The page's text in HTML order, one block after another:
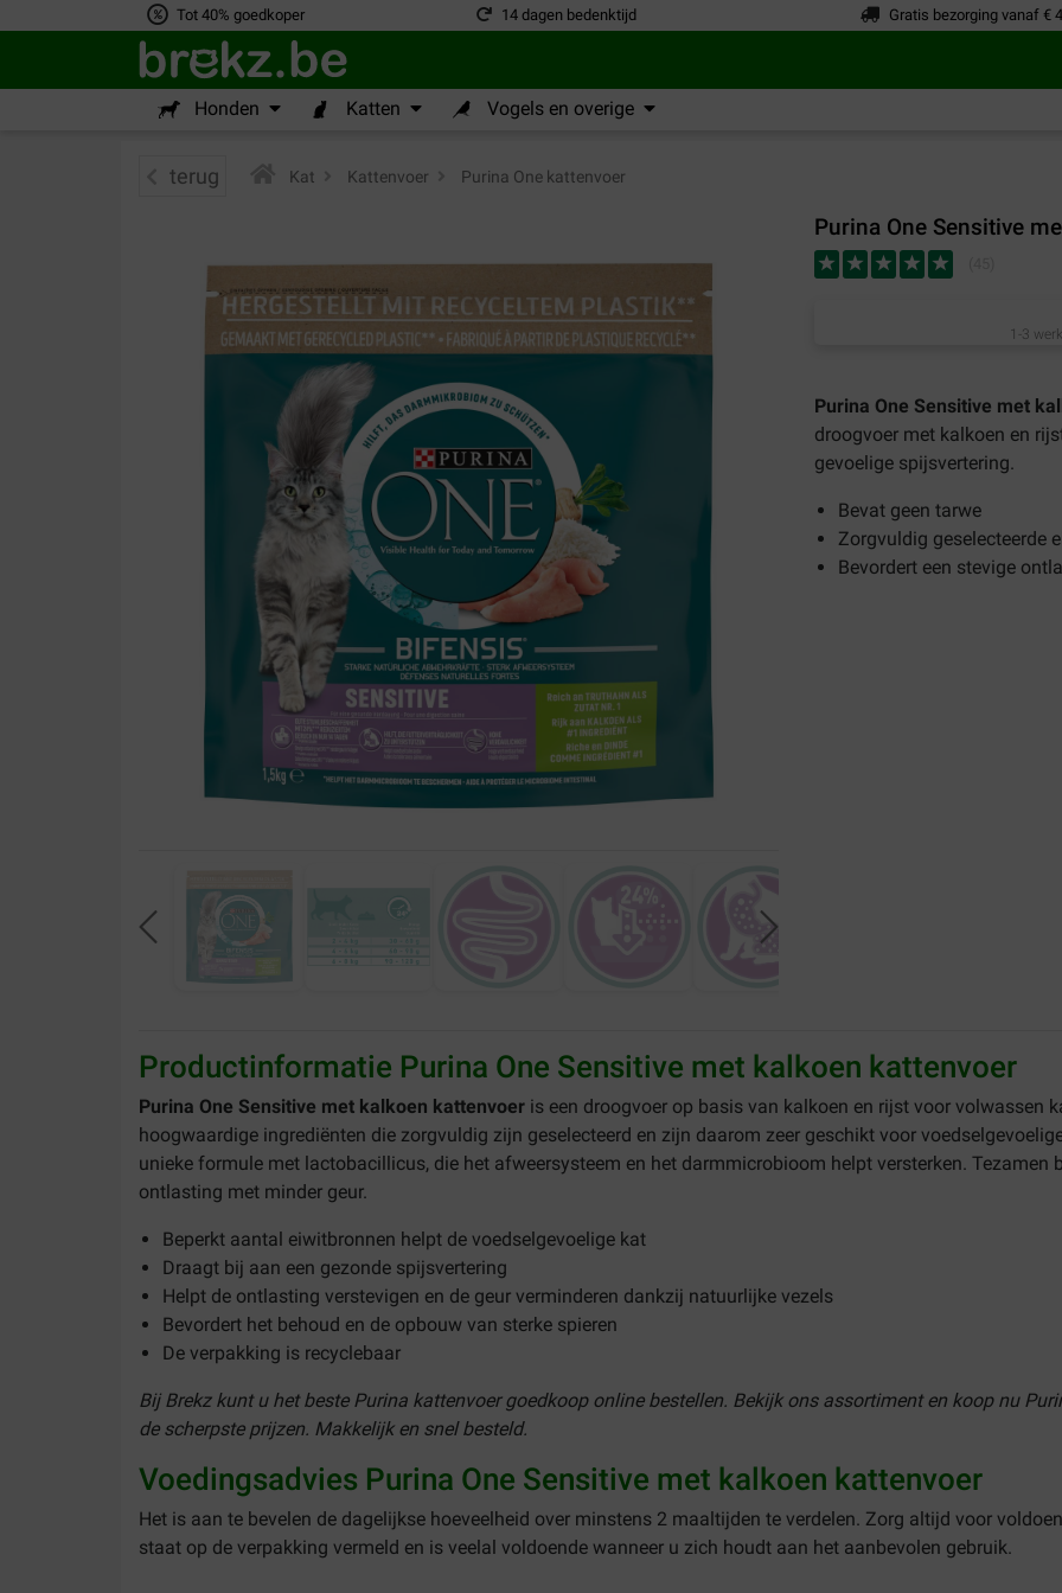
Tot 40% goedkoper 14 dagen bedenktijd Gratis bezorging vanaf €
Honden Katten Vogels en overige
terug Kat Kattenvoer Purina One kattenvoer
Purina One Sensitive
1-3
Purina One Sensitive met
droogvoer met kalkoen en
gevoelige spijsvertering.
Bevat geen tarwe
Zorgvuldig geselecteerde
Bevordert een stevige
Productinformatie Purina One Sensitive met kalkoen kattenvoer
Purina One Sensitive met kalkoen kattenvoer is een droogvoer op basis van kalkoen en rijst voor volwassen
hoogwaardige ingrediënten die zorgvuldig zijn geselecteerd en zijn daarom zeer geschikt voor
unieke formule met lactobacillicus, die het afweersysteem en het darmmicrobioom helpt versterken. Tezamen
ontlasting met minder geur.
Beperkt aantal eiwitbronnen helpt de voedselgevoelige kat
Draagt bij aan een gezonde spijsvertering
Helpt de ontlasting verstevigen en de geur verminderen dankzij natuurlijke vezels
Bevordert het behoud en de opbouw van sterke spieren
De verpakking is recyclebaar
Bij Brekz kunt u het beste Purina kattenvoer goedkoop online bestellen. Bekijk ons assortiment en koop nu
de scherpste prijzen. Makkelijk en snel besteld.
Voedingsadvies Purina One Sensitive met kalkoen kattenvoer
Het is aan te bevelen de dagelijkse hoeveelheid over minstens 2 maaltijden te verdelen. Zorg altijd voor
staat op de verpakking vermeld en is veelal voldoende wanneer u zich houdt aan het aanbevolen gebruik.